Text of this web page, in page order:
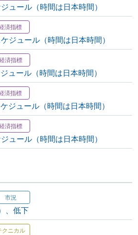
ュール（時間は日本時間）
ジュール（時間は日本時間）
ュール（時間は日本時間）
ジュール（時間は日本時間）
ュール（時間は日本時間）
、低下